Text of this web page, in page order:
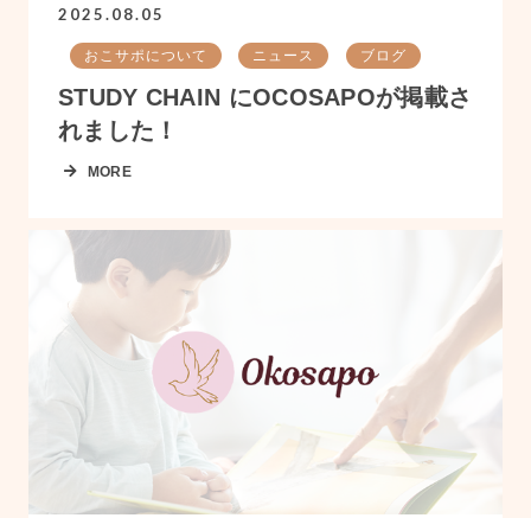
2025.08.05
おこサポについて ニュース ブログ
STUDY CHAIN にOCOSAPOが掲載さ
れました！
MORE